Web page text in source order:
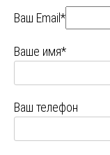
Ваш Email*
Ваше имя*
Ваш телефон